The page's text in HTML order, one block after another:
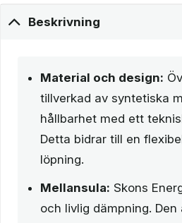
Beskrivning
Material och design:
tillverkad av syntetiska
hållbarhet med ett
Detta bidrar till en
löpning.
Mellansula: Skons
och livlig dämpning.